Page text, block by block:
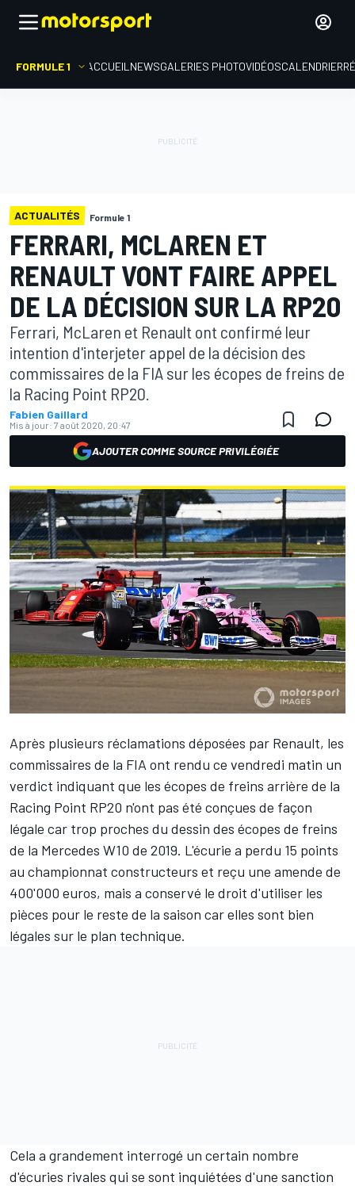
FORMULE 1 ACCUEIL NEWSGALERIES PHOTOVIDÉOSCALENDRIER
ACTUALITÉS Formule 1
FERRARI, MCLAREN ET
RENAULT VONT FAIRE APPEL
DE LA DÉCISION SUR LA RP20
Ferrari, McLaren et Renault ont confirmé leur
intention d'interjeter appel de la décision des
commissaires de la FIA sur les écopes de freins de
la Racing Point RP20.
Fabien Gaillard
Mis à jour: 7 août 2020, 20:47
AJOUTER COMME SOURCE PRIVILÉGIÉE
Après plusieurs réclamations déposées par Renault, les
commissaires de la FIA ont rendu ce vendredi matin un
verdict indiquant que les écopes de freins arrière de la
Racing Point RP20 n'ont pas été conçues de façon
légale car trop proches du dessin des écopes de freins
de la Mercedes W10 de 2019. L'écurie a perdu 15 points
au championnat constructeurs et reçu une amende de
400'000 euros, mais a conservé le droit d'utiliser les
pièces pour le reste de la saison car elles sont bien
légales sur le plan technique.
Cela a grandement interrogé un certain nombre
d'écuries rivales qui se sont inquiétées d'une sanction